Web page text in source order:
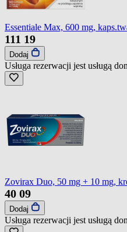
Essentiale Max, 600 mg,
111 19
Dodaj
Usługa rezerwacji jest usługą
Zovirax Duo, 50 mg + 10 mg,
40 09
Dodaj
Usługa rezerwacji jest usługą